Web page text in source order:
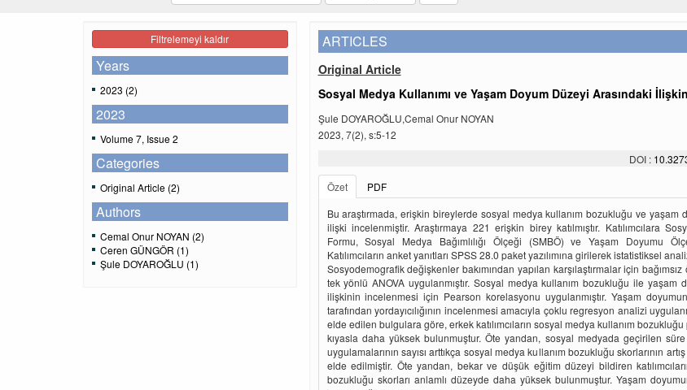
Filtrelemeyi kaldır
Years
2023 (2)
2023
Volume 7, Issue 2
Categories
Original Article (2)
Authors
Cemal Onur NOYAN (2)
Ceren GÜNGÖR (1)
Şule DOYAROĞLU (1)
ARTICLES
Original Article
Sosyal Medya Kullanımı ve Yaşam Doyum Düzeyi Arasındaki
Şule DOYAROĞLU,Cemal Onur NOYAN
2023, 7(2), s:5-12
DOI :
Özet
PDF
Bu araştırmada, erişkin bireylerde sosyal medya kullanım bozukluğu ve yaşam
ilişki incelenmiştir. Araştırmaya 221 erişkin birey katılmıştır. Katılımcılara
Formu, Sosyal Medya Bağımlılığı Ölçeği (SMBÖ) ve Yaşam Doyumu
Katılımcıların anket yanıtları SPSS 28.0 paket yazılımına girilerek istatistiksel
Sosyodemografik değişkenler bakımından yapılan karşılaştırmalar için
tek yönlü ANOVA uygulanmıştır. Sosyal medya kullanım bozukluğu ile yaşam
ilişkinin incelenmesi için Pearson korelasyonu uygulanmıştır. Yaşam
tarafından yordayıcılığının incelenmesi amacıyla çoklu regresyon analizi
elde edilen bulgulara göre, erkek katılımcıların sosyal medya kullanım bozukluğu
kıyasla daha yüksek bulunmuştur. Öte yandan, sosyal medyada geçirilen
uygulamalarının sayısı arttıkça sosyal medya kullanım bozukluğu skorlarının
elde edilmiştir. Öte yandan, bekar ve düşük eğitim düzeyi bildiren
bozukluğu skorları anlamlı düzeyde daha yüksek bulunmuştur. Yaşam